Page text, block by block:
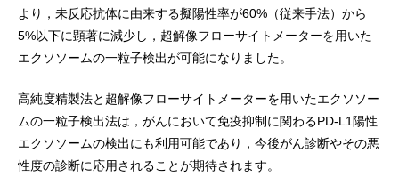
より，未反応抗体に由来する擬陽性率が60%（従来手法）から
5%以下に顕著に減少し，超解像フローサイトメーターを用いた
エクソソームの一粒子検出が可能になりました。
高純度精製法と超解像フローサイトメーターを用いたエクソソー
ムの一粒子検出法は，がんにおいて免疫抑制に関わるPD-L1陽性
エクソソームの検出にも利用可能であり，今後がん診断やその悪
性度の診断に応用されることが期待されます。